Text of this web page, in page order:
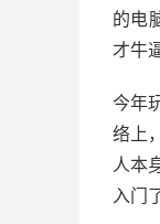
的电
才牛
今年
络上
人本
入门